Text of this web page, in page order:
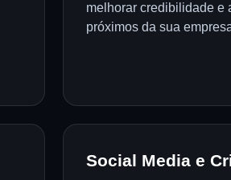
melhorar credibilidade e
próximos da sua
Social Media e